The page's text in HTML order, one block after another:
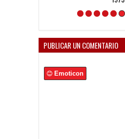
PUBLICAR UN COMENTARIO
Emoticon